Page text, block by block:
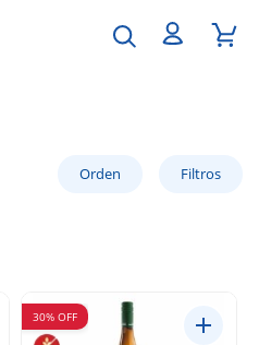
30% OFF